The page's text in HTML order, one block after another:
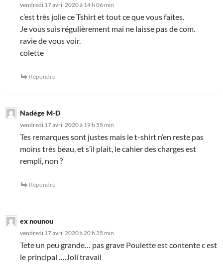
vendredi 17 avril 2020 à 14 h 06 min
c’est très jolie ce Tshirt et tout ce que vous faites.
Je vous suis régulièrement mai ne laisse pas de com.
ravie de vous voir.
colette
Répondre
Nadège M-D
vendredi 17 avril 2020 à 19 h 55 min
Tes remarques sont justes mais le t-shirt n’en reste pas
moins très beau, et s’il plait, le cahier des charges est
rempli, non ?
Répondre
ex nounou
vendredi 17 avril 2020 à 20 h 35 min
Tete un peu grande… pas grave Poulette est contente c est
le principal ….Joli travail